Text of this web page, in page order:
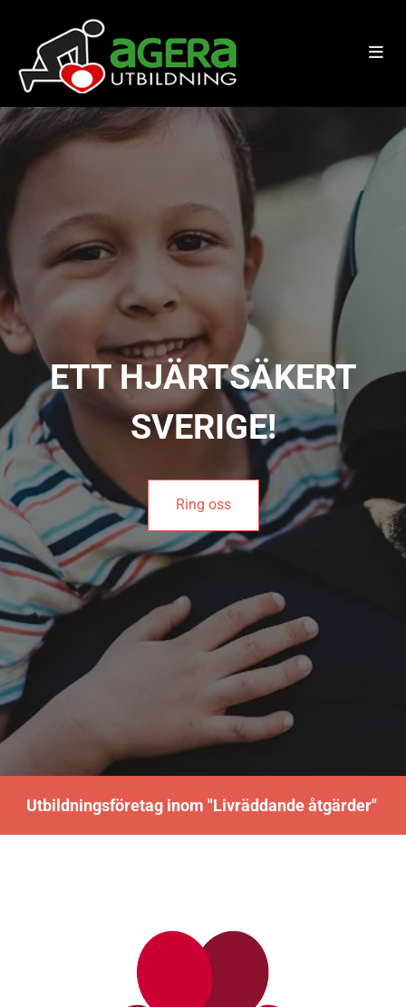
ETT HJÄRTSÄKERT
SVERIGE!
Ring oss
Utbildningsföretag inom "Livräddande åtgärder"